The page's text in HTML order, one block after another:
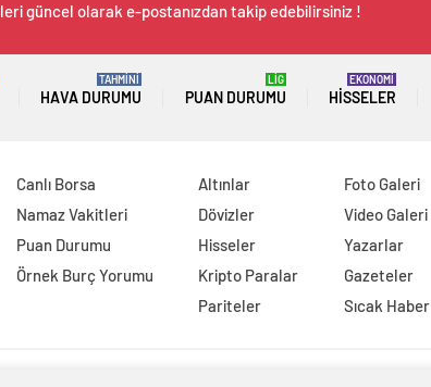
güncel olarak e-postanızdan takip edebilirsiniz !
HAVA DURUMU
TAHMİNİ
PUAN DURUMU
LİG
HISSELER
EKONOMİ
Canlı Borsa
Namaz Vakitleri
Puan Durumu
Örnek Burç Yorumu
Altınlar
Dövizler
Hisseler
Kripto Paralar
Pariteler
Foto Galeri
Video Galeri
Yazarlar
Gazeteler
Sıcak Haber